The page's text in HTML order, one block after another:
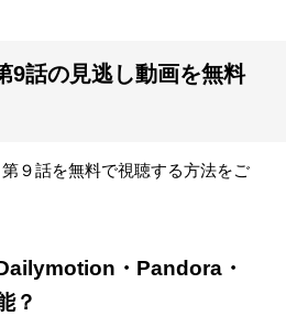
9話の見逃し動画を無料
９話を無料で視聴する方法をご
・Pandora・
？